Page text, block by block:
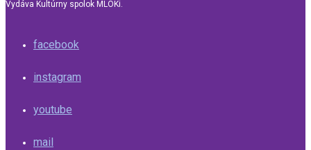
Vydáva Kultúrny spolok MLOKi.
facebook
instagram
youtube
mail